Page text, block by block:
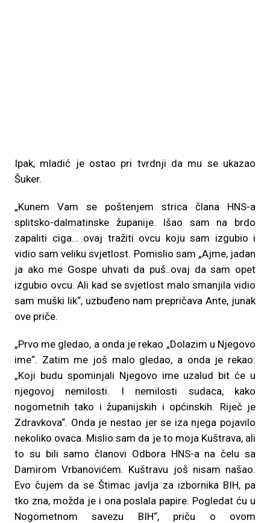
Ipak, mladić je ostao pri tvrdnji da mu se ukazao
Šuker.
„Kunem Vam se poštenjem strica člana HNS-a
splitsko-dalmatinske županije. Išao sam na brdo
zapaliti ciga… ovaj tražiti ovcu koju sam izgubio i
vidio sam veliku svjetlost. Pomislio sam „Ajme, jadan
ja ako me Gospe uhvati da puš..ovaj da sam opet
izgubio ovcu. Ali kad se svjetlost malo smanjila vidio
sam muški lik“, uzbuđeno nam prepričava Ante, junak
ove priče.
„Prvo me gledao, a onda je rekao „Dolazim u Njegovo
ime“. Zatim me još malo gledao, a onda je rekao:
„Koji budu spominjali Njegovo ime uzalud bit će u
njegovoj nemilosti. I nemilosti sudaca, kako
nogometnih tako i županijskih i općinskih. Riječ je
Zdravkova“. Onda je nestao jer se iza njega pojavilo
nekoliko ovaca. Mislio sam da je to moja Kuštrava, ali
to su bili samo članovi Odbora HNS-a na čelu sa
Damirom Vrbanovićem. Kuštravu još nisam našao.
Evo čujem da se Štimac javlja za izbornika BIH, pa
tko zna, možda je i ona poslala papire. Pogledat ću u
Nogometnom savezu BIH“, priču o ovom